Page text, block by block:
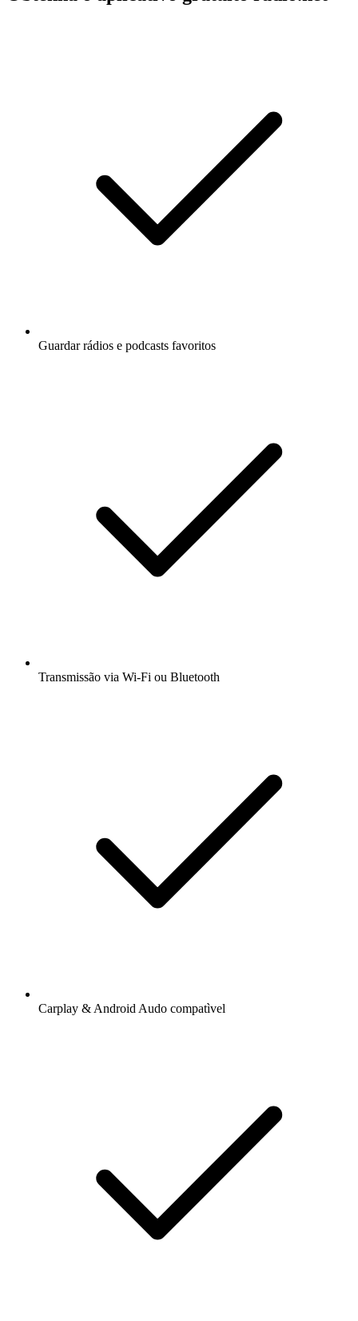
Guardar rádios e podcasts favoritos
Transmissão via Wi-Fi ou Bluetooth
Carplay & Android Audo compatìvel